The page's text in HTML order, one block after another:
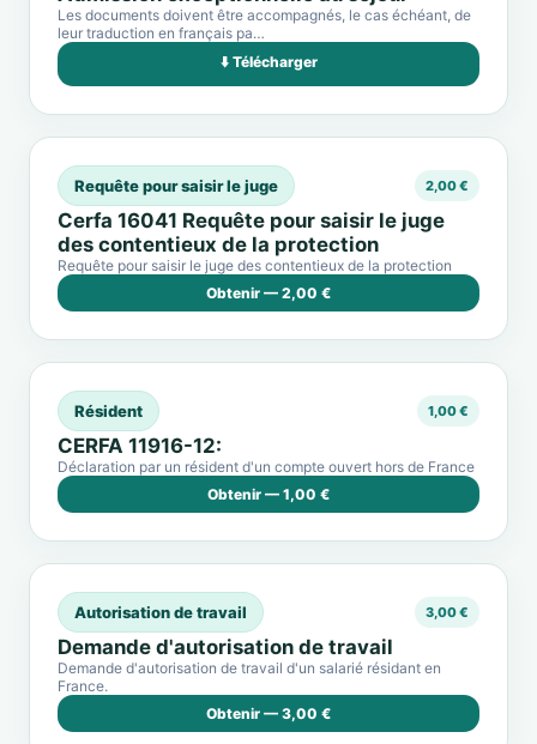
Les documents doivent être accompagnés, le cas échéant, de
leur traduction en français pa…
⬇️ Télécharger
Requête pour saisir le juge 2,00 €
Cerfa 16041 Requête pour saisir le juge
des contentieux de la protection
Requête pour saisir le juge des contentieux de la protection
Obtenir — 2,00 €
Résident 1,00 €
CERFA 11916-12:
Déclaration par un résident d'un compte ouvert hors de France
Obtenir — 1,00 €
Autorisation de travail 3,00 €
Demande d'autorisation de travail
Demande d'autorisation de travail d'un salarié résidant en
France.
Obtenir — 3,00 €